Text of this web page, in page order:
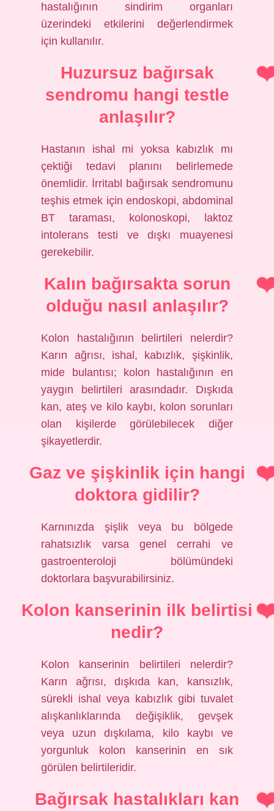
hastalığının sindirim organları
üzerindeki etkilerini değerlendirmek
için kullanılır.
Huzursuz bağırsak
sendromu hangi testle
anlaşılır?
Hastanın ishal mi yoksa kabızlık mı
çektiği tedavi planını belirlemede
önemlidir. İrritabl bağırsak sendromunu
teşhis etmek için endoskopi, abdominal
BT taraması, kolonoskopi, laktoz
intolerans testi ve dışkı muayenesi
gerekebilir.
Kalın bağırsakta sorun
olduğu nasıl anlaşılır?
Kolon hastalığının belirtileri nelerdir?
Karın ağrısı, ishal, kabızlık, şişkinlik,
mide bulantısı; kolon hastalığının en
yaygın belirtileri arasındadır. Dışkıda
kan, ateş ve kilo kaybı, kolon sorunları
olan kişilerde görülebilecek diğer
şikayetlerdir.
Gaz ve şişkinlik için hangi
doktora gidilir?
Karnınızda şişlik veya bu bölgede
rahatsızlık varsa genel cerrahi ve
gastroenteroloji bölümündeki
doktorlara başvurabilirsiniz.
Kolon kanserinin ilk belirtisi
nedir?
Kolon kanserinin belirtileri nelerdir?
Karın ağrısı, dışkıda kan, kansızlık,
sürekli ishal veya kabızlık gibi tuvalet
alışkanlıklarında değişiklik, gevşek
veya uzun dışkılama, kilo kaybı ve
yorgunluk kolon kanserinin en sık
görülen belirtileridir.
Bağırsak hastalıkları kan